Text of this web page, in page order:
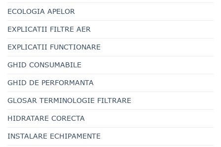
ECOLOGIA APELOR
EXPLICATII FILTRE AER
EXPLICATII FUNCTIONARE
GHID CONSUMABILE
GHID DE PERFORMANTA
GLOSAR TERMINOLOGIE FILTRARE
HIDRATARE CORECTA
INSTALARE ECHIPAMENTE